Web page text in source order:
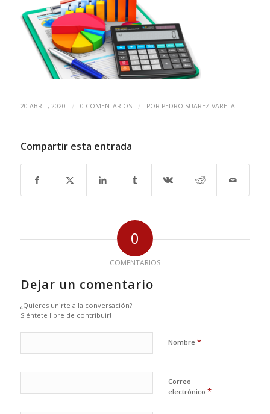
20 ABRIL, 2020 / 0 COMENTARIOS / POR PEDRO SUAREZ VARELA
Compartir esta entrada
0
COMENTARIOS
Dejar un comentario
¿Quieres unirte a la conversación?
Siéntete libre de contribuir!
Nombre *
Correo
electrónico *